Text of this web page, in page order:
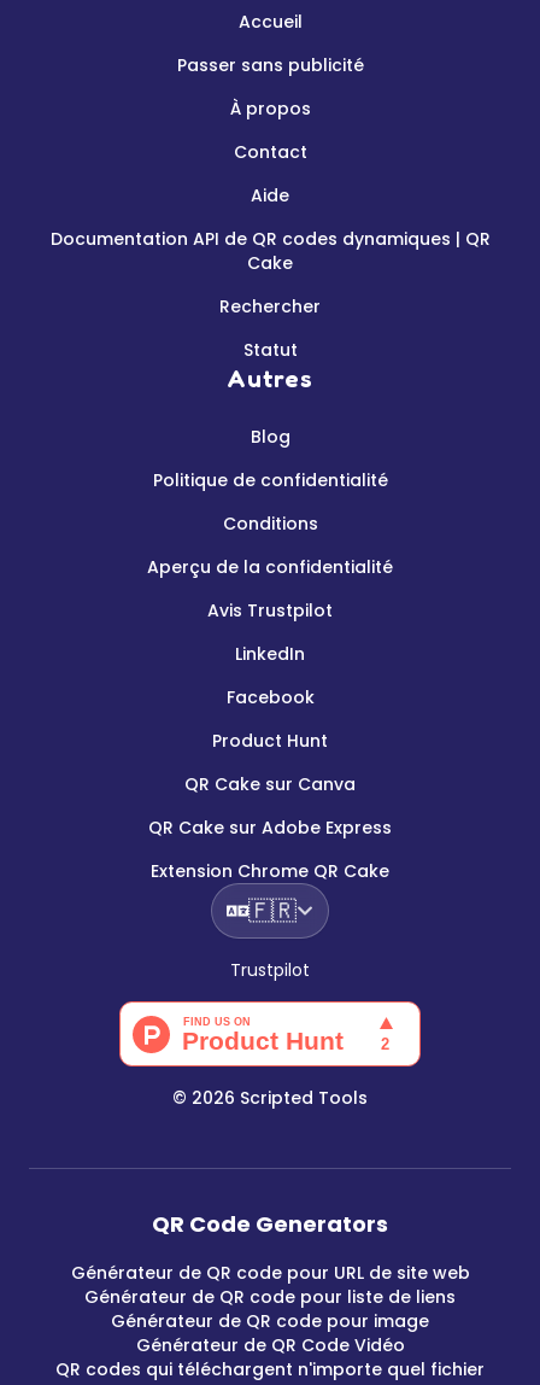
Accueil
Passer sans publicité
À propos
Contact
Aide
Documentation API de QR codes dynamiques | QR
Cake
Rechercher
Statut
Autres
Blog
Politique de confidentialité
Conditions
Aperçu de la confidentialité
Avis Trustpilot
LinkedIn
Facebook
Product Hunt
QR Cake sur Canva
QR Cake sur Adobe Express
Extension Chrome QR Cake
🇫🇷
Trustpilot
© 2026 Scripted Tools
QR Code Generators
Générateur de QR code pour URL de site web
Générateur de QR code pour liste de liens
Générateur de QR code pour image
Générateur de QR Code Vidéo
QR codes qui téléchargent n'importe quel fichier